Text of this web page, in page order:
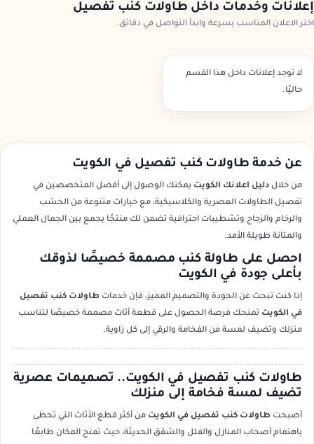
إعلانات وخدمات داخل طاولات كنب تفصيل
اختر الاعلان المناسب بسرعة وابدأ التواصل في دقائق.
لا توجد إعلانات داخل هذا القسم
حاليًا.
عن خدمة طاولات كنب تفصيل في الكويت
من خلال دليل اعلانك الكويت يمكنك الوصول إلى أفضل المتخصصين في
تفصيل الطاولات العصرية والكلاسيكية، مع خيارات متنوعة من الخشب
والرخام والزجاج وتشطيبات احترافية تضمن لك منتجًا يجمع بين الجمال العملي
والمتانة طويلة الأمد.
احصل على طاولة كنب مصممة خصيصًا لذوقك
بأعلى جودة في الكويت
إذا كنت تبحث عن الجودة والتصميم المميز، فإن خدمات طاولات كنب تفصيل
في الكويت تمنحك فرصة الحصول على قطعة أثاث مصممة خصيصًا لتناسب
منزلك وتضيف لمسة من الفخامة والرقي إلى كل زاوية.
طاولات كنب تفصيل في الكويت.. تصميمات عصرية
تضيف لمسة فخامة إلى منزلك
أصبحت طاولات كنب تفصيل في الكويت من أكثر قطع الأثاث التي تحظى
باهتمام أصحاب المنازل والفلل والشقق الحديثة، حيث تمنح المكان طابعًا